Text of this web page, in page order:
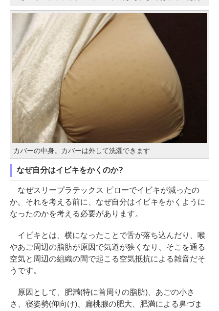
カバーの中身。カバーは外して洗濯できます
なぜ自分はイビキをかくのか?
なぜスリープラテックス ピローでイビキが減ったの
か。それを考える前に、なぜ自分はイビキをかくように
なったのかを考える必要があります。
イビキとは、横になったことで舌が落ち込んだり、喉
やあご周辺の脂肪が原因で気道が狭くなり、そこを通る
空気と周辺の組織の間で起こる空気抵抗による雑音だそ
うです。
原因として、肥満(特に首周りの脂肪)、あごの小さ
さ、寝姿勢(仰向け)、扁桃腺の肥大、肥満による鼻づま